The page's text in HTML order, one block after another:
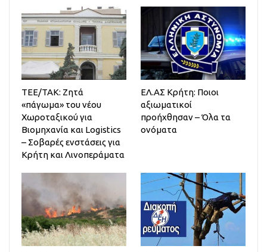
ΤΕΕ/ΤΑΚ: Ζητά
«πάγωμα» του νέου
Χωροταξικού για
Βιομηχανία και Logistics
– Σοβαρές ενστάσεις για
Κρήτη και Λινοπεράματα
ΕΛ.ΑΣ Κρήτη: Ποιοι
αξιωματικοί
προήχθησαν – Όλα τα
ονόματα